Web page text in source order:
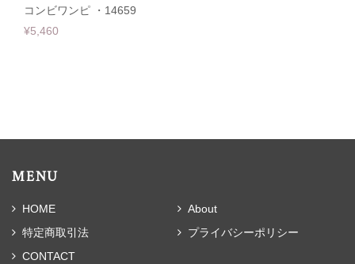
コンビワンピ ・14659
¥5,460
MENU
HOME
About
特定商取引法
プライバシーポリシー
CONTACT